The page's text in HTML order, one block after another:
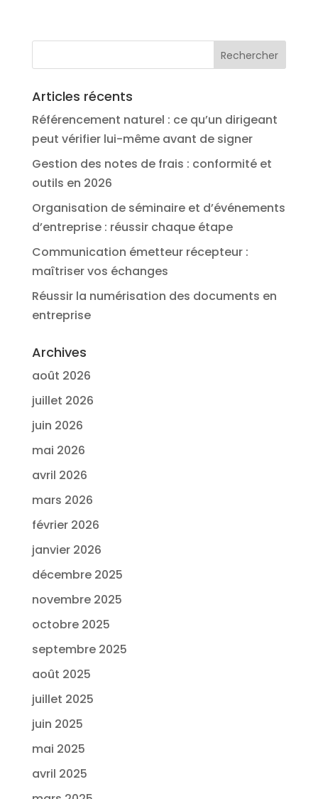
Articles récents
Référencement naturel : ce qu’un dirigeant
peut vérifier lui-même avant de signer
Gestion des notes de frais : conformité et
outils en 2026
Organisation de séminaire et d’événements
d’entreprise : réussir chaque étape
Communication émetteur récepteur :
maîtriser vos échanges
Réussir la numérisation des documents en
entreprise
Archives
août 2026
juillet 2026
juin 2026
mai 2026
avril 2026
mars 2026
février 2026
janvier 2026
décembre 2025
novembre 2025
octobre 2025
septembre 2025
août 2025
juillet 2025
juin 2025
mai 2025
avril 2025